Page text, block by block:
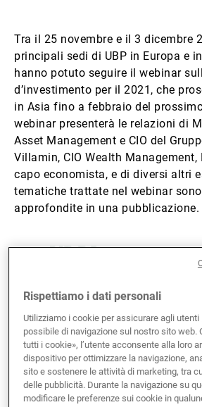
Gestori patrimoniali
Novità e
Contatto
Tra il 25 novembre e il 3 dicembre
principali sedi di UBP in Europa e
hanno potuto seguire il webinar
d’investimento per il 2021, che
in Asia fino a febbraio del
webinar presenterà le relazioni di
Asset Management e CIO del
Villamin, CIO Wealth Management,
capo economista, e di diversi altri
tematiche trattate nel webinar
approfondite in una pubblicazione.
Rispettiamo i dati personali
Utilizziamo i cookie per assicurare agli
possibile di navigazione sul nostro sito web.
tutti i cookie», l’utente acconsente alla loro
dispositivo per ottimizzare la navigazione,
sito e sostenere le attività di marketing, tra
delle pubblicità. Durante la navigazione su
modificare le preferenze sui cookie in